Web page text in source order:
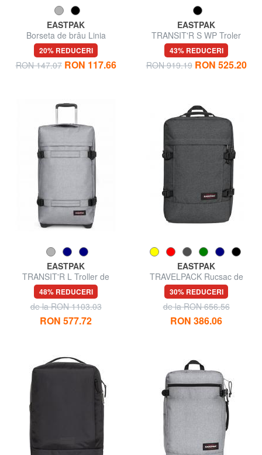
EASTPAK
Borseta de brâu Linia
SPRINGER
20% REDUCERI
RON 147.07 RON 117.66
EASTPAK
TRANSIT'R S WP Troler
pentru bagaje de mână,
hidrofug
43% REDUCERI
RON 919.19 RON 525.20
EASTPAK
TRANSIT'R L Troller de
dimensiuni mari
48% REDUCERI
de la RON 1103.03
RON 577.72
EASTPAK
TRAVELPACK Rucsac de
voiaj, suport pc 17".
30% REDUCERI
de la RON 656.56
RON 386.06